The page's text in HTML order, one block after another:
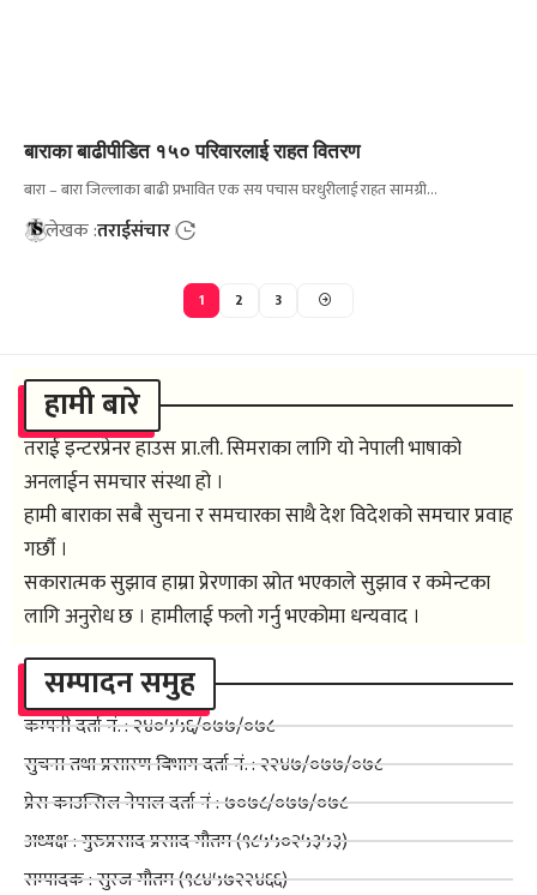
बाराका बाढीपीडित १५० परिवारलाई राहत वितरण
बारा – बारा जिल्लाका बाढी प्रभावित एक सय पचास घरधुरीलाई राहत सामग्री…
लेखक :तराईसंचार
1 2 3
हामी बारे
तराई इन्टरप्रेनर हाउस प्रा.ली. सिमराका लागि यो नेपाली भाषाको
अनलाईन समचार संस्था हो ।
हामी बाराका सबै सुचना र समचारका साथै देश विदेशको समचार प्रवाह
गर्छौ ।
सकारात्मक सुझाव हाम्रा प्रेरणाका स्रोत भएकाले सुझाव र कमेन्टका
लागि अनुरोध छ । हामीलाई फलो गर्नु भएकोमा धन्यवाद ।
सम्पादन समुह
कम्पनी दर्ता नं. : २४०५५६/०७७/०७८
सुचना तथा प्रसारण बिभाग दर्ता नं. : २२४७/०७७/०७८
प्रेस काउन्सिल नेपाल दर्ता नं : ७०७८/०७७/०७८
अध्यक्ष : गुरुप्रसाद प्रसाद गौतम (९८५५०२५३५३)
सम्पादक : सुरज गौतम (९८४५७२२४६६)